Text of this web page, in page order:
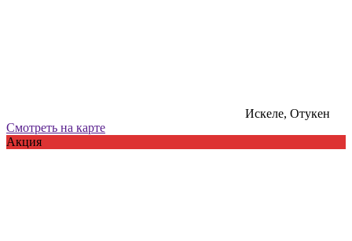
Искеле, Отукен
Смотреть на карте
Акция